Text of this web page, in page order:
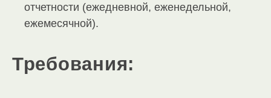
отчетности (ежедневной, еженедельной,
ежемесячной).
Требования: